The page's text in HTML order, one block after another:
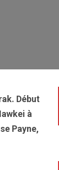
Début
à
Payne,